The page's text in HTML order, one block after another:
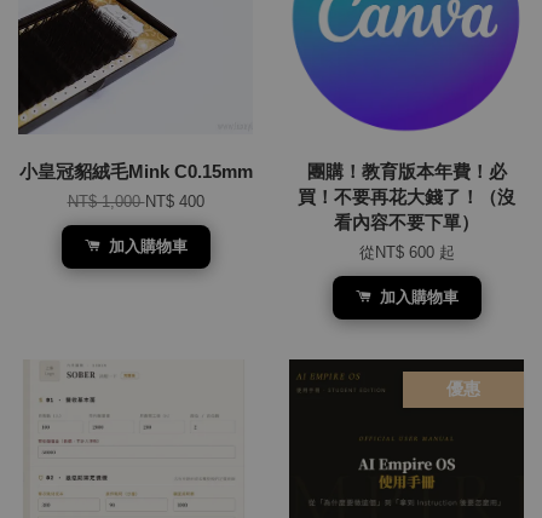
小皇冠貂絨毛Mink C0.15mm
NT$ 1,000NT$ 400
加入購物車
團購！教育版本年費！必
買！不要再花大錢了！（沒
看內容不要下單）
從 NT$ 600 起
加入購物車
優惠